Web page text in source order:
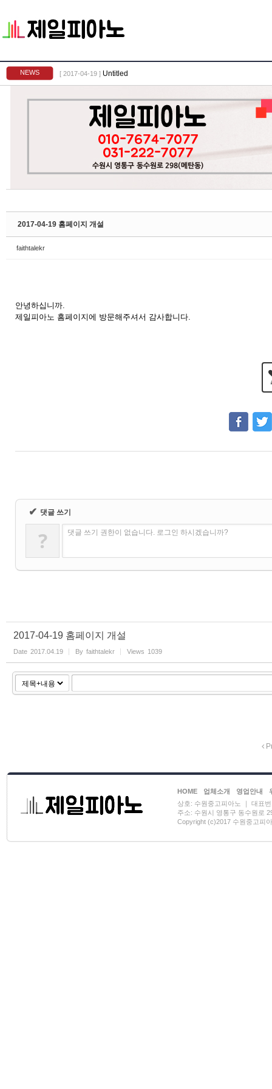
NEWS [ 2017-04-19 ] Untitled
2017-04-19 홈페이지 개설
faithtalekr
안녕하십니까.
제일피아노 홈페이지에 방문해주셔서 감사합니다.
✔ 댓글 쓰기
? 댓글 쓰기 권한이 없습니다. 로그인 하시겠습니까?
2017-04-19 홈페이지 개설
Date 2017.04.19 By faithtalekr Views 1039
HOME 업체소개 영업안내
상호: 수원중고피아노 ｜ 대표
주소: 수원시 영통구 동수원로
Copyright (c)2017 수원중고피
Sketchbook5, 스케치북5
Sketchbook5, 스케치북5